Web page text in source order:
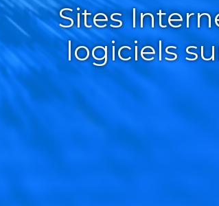
Sites
logiciels